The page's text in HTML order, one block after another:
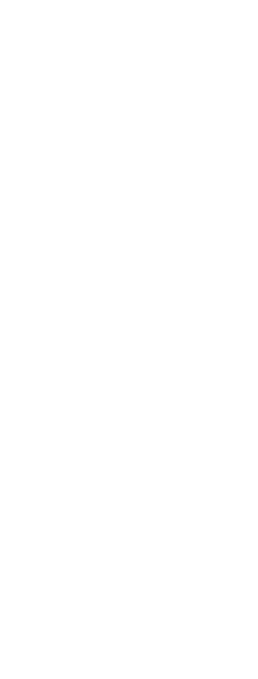
book. It
remaining